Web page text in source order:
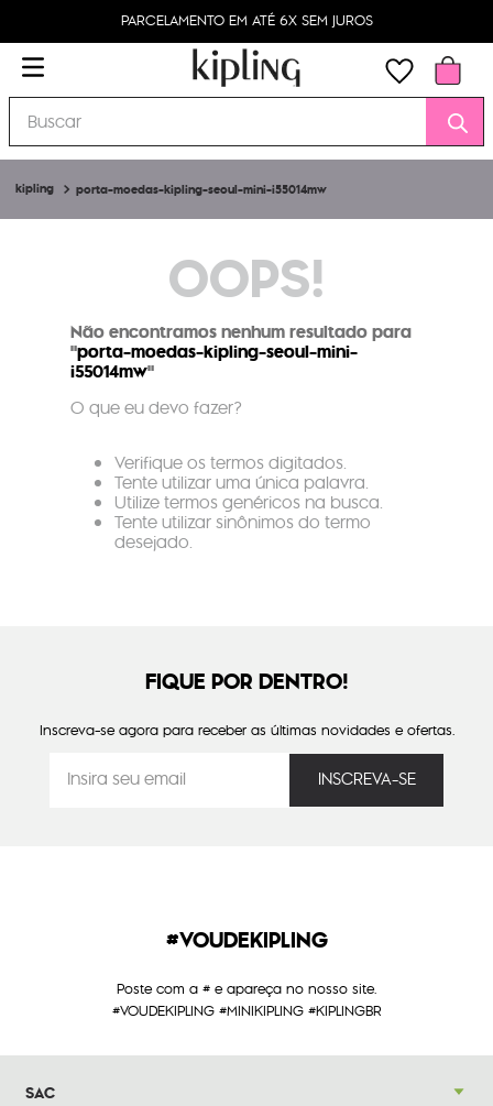
PARCELAMENTO EM ATÉ 6X SEM JUROS
Buscar
porta-moedas-kipling-seoul-mini-i55014mw
OOPS!
Não encontramos nenhum resultado para
"porta-moedas-kipling-seoul-mini-
i55014mw"
O que eu devo fazer?
Verifique os termos digitados.
Tente utilizar uma única palavra.
Utilize termos genéricos na busca.
Tente utilizar sinônimos do termo
desejado.
FIQUE POR DENTRO!
Inscreva-se agora para receber as últimas novidades e ofertas.
#VOUDEKIPLING
Poste com a # e apareça no nosso site.
#VOUDEKIPLING #MINIKIPLING #KIPLINGBR
SAC